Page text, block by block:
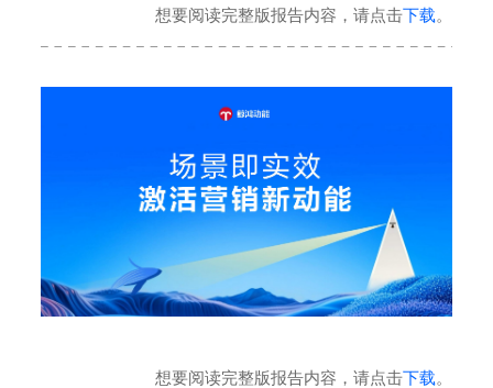
。
下载
想要阅读完整版报告内容，请点击
。
下载
想要阅读完整版报告内容，请点击